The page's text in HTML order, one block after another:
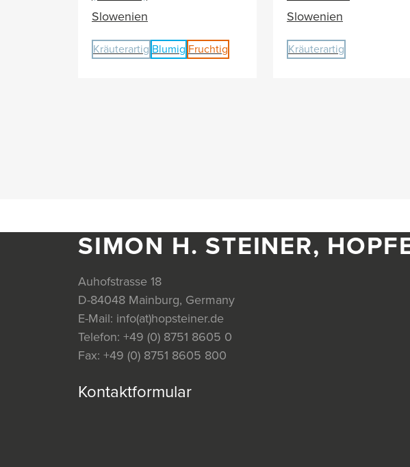
Slowenien
Kräuterartig Blumig Fruchtig
Slowenien
Kräuterartig
SIMON H. STEINER,
Auhofstrasse 18
D-84048 Mainburg, Germany
E-Mail: info(at)hopsteiner.de
Telefon: +49 (0) 8751 8605 0
Fax: +49 (0) 8751 8605 800
Kontaktformular